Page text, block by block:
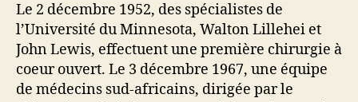
Le 2 décembre 1952, des spécialistes de
l’Université du Minnesota, Walton Lillehei et
John Lewis, effectuent une première chirurgie à
coeur ouvert. Le 3 décembre 1967, une équipe
de médecins sud-africains, dirigée par le